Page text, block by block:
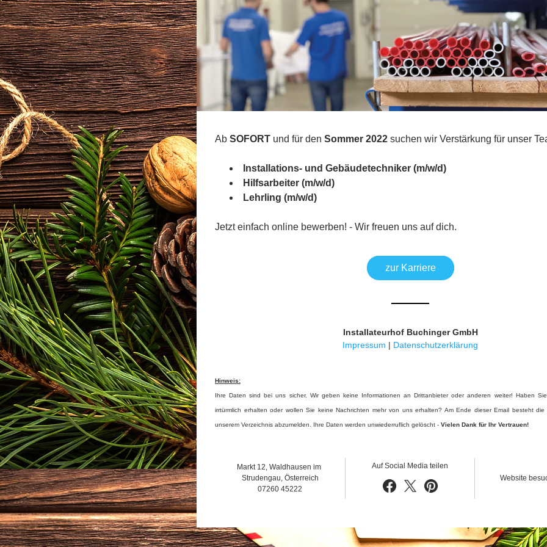
Ab SOFORT und für den Sommer 2022 suchen wir Verstärkung für unser
Installations- und Gebäudetechniker (m/w/d)
Hilfsarbeiter (m/w/d)
Lehrling (m/w/d)
Jetzt einfach online bewerben! - Wir freuen uns auf dich.
zur Karriere
Installateurhof Buchinger GmbH
Impressum | Datenschutzerklärung
Hinweis:
Ihre Daten sind bei uns sicher. Wir geben keine Informationen an Drittanbieter oder anderen weiter! Haben
irrtürmlich erhalten oder wollen Sie keine Nachrichten mehr von uns erhalten? Am Ende dieser Email besteht die
unserem Verzeichnis abzumelden. Ihre Daten werden unwiederruflich gelöscht - Vielen Dank für Ihr Vertrauen!
Markt 12, Waldhausen im
Strudengau, Österreich
07260 45222
Auf Social Media teilen
Website